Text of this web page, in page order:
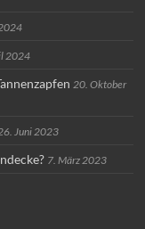
2024
20. Oktober
Juni 2023
7. März 2023